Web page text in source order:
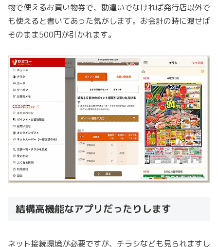
物で使えるお買い物券で、勘違いでなければ発行店以外で
も使えると書いてあった気がします。お会計の時に渡せば
そのまま500円が引かれます。
結構高機能なアプリだったりします
ネット接続環境が必要ですが、チラシなども見られますし